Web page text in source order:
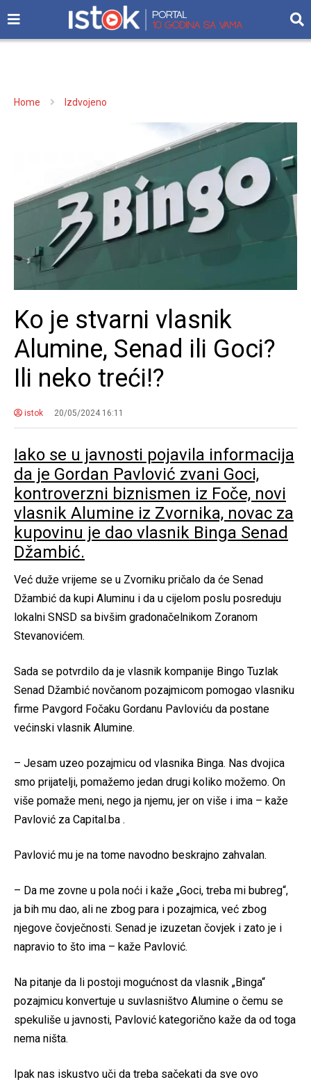
Home Izdvojeno
Ko je stvarni vlasnik
Alumine, Senad ili Goci?
Ili neko treći!?
istok 20/05/2024 16:11
Iako se u javnosti pojavila informacija
da je Gordan Pavlović zvani Goci,
kontroverzni biznismen iz Foče, novi
vlasnik Alumine iz Zvornika, novac za
kupovinu je dao vlasnik Binga Senad
Džambić.
Već duže vrijeme se u Zvorniku pričalo da će Senad
Džambić da kupi Aluminu i da u cijelom poslu posreduju
lokalni SNSD sa bivšim gradonačelnikom Zoranom
Stevanovićem.
Sada se potvrdilo da je vlasnik kompanije Bingo Tuzlak
Senad Džambić novčanom pozajmicom pomogao vlasniku
firme Pavgord Fočaku Gordanu Pavloviću da postane
većinski vlasnik Alumine.
– Jesam uzeo pozajmicu od vlasnika Binga. Nas dvojica
smo prijatelji, pomažemo jedan drugi koliko možemo. On
više pomaže meni, nego ja njemu, jer on više i ima – kaže
Pavlović za Capital.ba .
Pavlović mu je na tome navodno beskrajno zahvalan.
– Da me zovne u pola noći i kaže „Goci, treba mi bubreg“,
ja bih mu dao, ali ne zbog para i pozajmica, već zbog
njegove čovječnosti. Senad je izuzetan čovjek i zato je i
napravio to što ima – kaže Pavlović.
Na pitanje da li postoji mogućnost da vlasnik „Binga“
pozajmicu konvertuje u suvlasništvo Alumine o čemu se
spekuliše u javnosti, Pavlović kategorično kaže da od toga
nema ništa.
Ipak nas iskustvo uči da treba sačekati da sve ovo